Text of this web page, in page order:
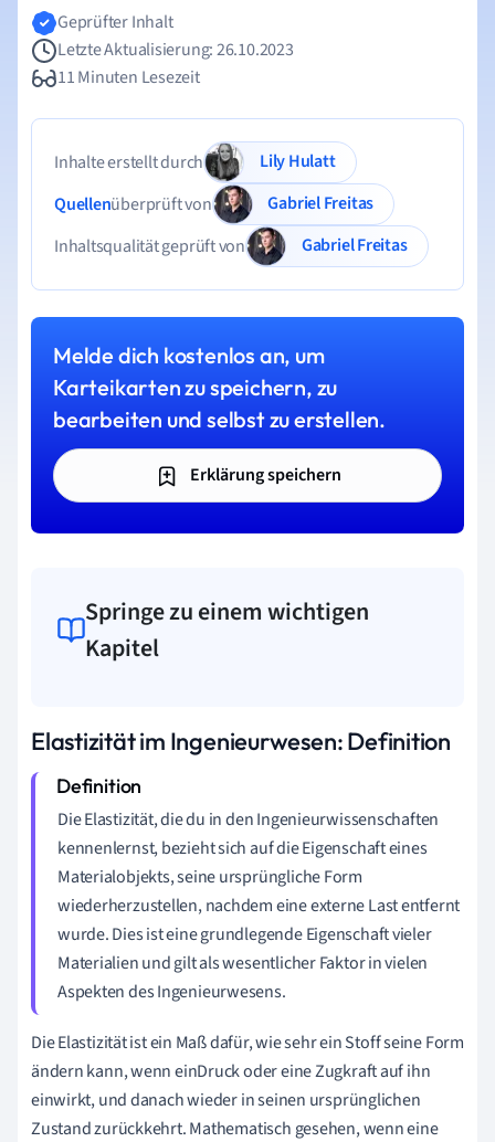
Geprüfter Inhalt
Letzte Aktualisierung: 26.10.2023
11 Minuten Lesezeit
Inhalte erstellt durch
Lily Hulatt
Quellenüberprüft von
Gabriel Freitas
Inhaltsqualität geprüft von
Gabriel Freitas
Melde dich kostenlos an, um
Karteikarten zu speichern, zu
bearbeiten und selbst zu erstellen.
Erklärung speichern
Springe zu einem wichtigen
Kapitel
Elastizität im Ingenieurwesen: Definition
Die Elastizität, die du in den Ingenieurwissenschaften
kennenlernst, bezieht sich auf die Eigenschaft eines
Materialobjekts, seine ursprüngliche Form
wiederherzustellen, nachdem eine externe Last entfernt
wurde. Dies ist eine grundlegende Eigenschaft vieler
Materialien und gilt als wesentlicher Faktor in vielen
Aspekten des Ingenieurwesens.
Die Elastizität ist ein Maß dafür, wie sehr ein Stoff seine Form
ändern kann, wenn einDruck oder eine Zugkraft auf ihn
einwirkt, und danach wieder in seinen ursprünglichen
Zustand zurückkehrt. Mathematisch gesehen, wenn eine